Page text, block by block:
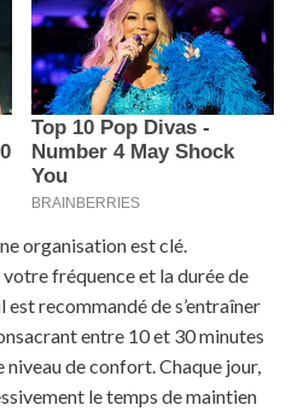
organisation est clé.
fréquence et la durée de
est recommandé de s’entraîner
entre 10 et 30 minutes
niveau de confort. Chaque jour,
le temps de maintien